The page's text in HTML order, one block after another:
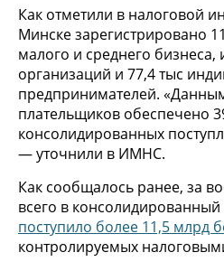
Как отметили в налоговой
Минске зарегистрировано
малого и среднего бизнеса,
организаций и 77,4 тыс
предпринимателей.
плательщиков обеспечено
консолидированных
— уточнили в ИМНС.
Как сообщалось ранее, за
всего в
поступило более 11,5 млрд
контролируемых